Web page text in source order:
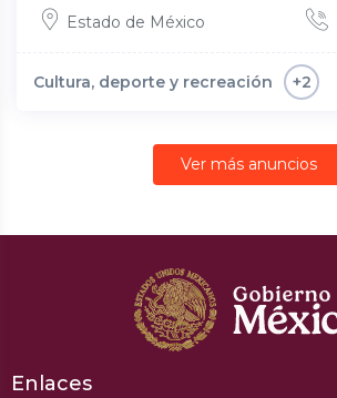
Estado de México
Cultura, deporte y recreación +2
Ver más anuncios
Enlaces